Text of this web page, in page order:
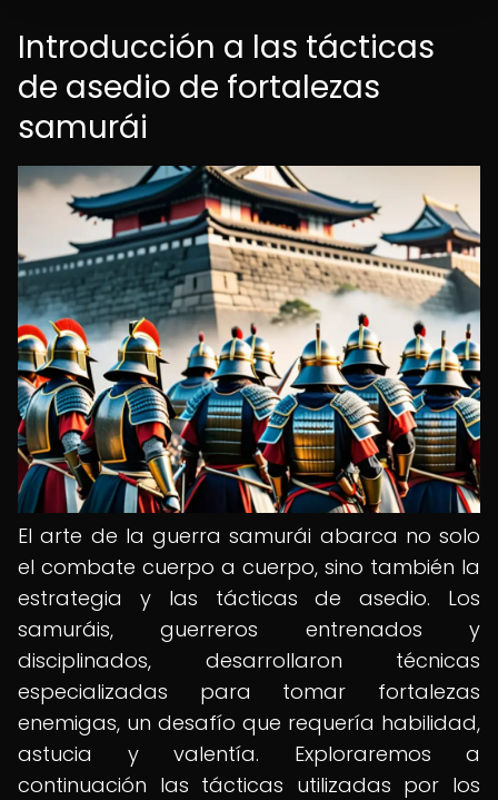
Introducción a las tácticas
de asedio de fortalezas
samurái
El arte de la guerra samurái abarca no solo
el combate cuerpo a cuerpo, sino también la
estrategia y las tácticas de asedio. Los
samuráis, guerreros entrenados y
disciplinados, desarrollaron técnicas
especializadas para tomar fortalezas
enemigas, un desafío que requería habilidad,
astucia y valentía. Exploraremos a
continuación las tácticas utilizadas por los